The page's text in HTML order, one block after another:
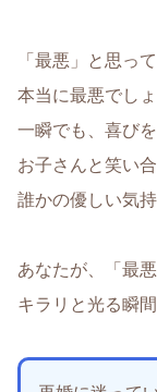
「最悪」と思っ
本当に最悪でしょ
一瞬でも、喜び
お子さんと笑い
誰かの優しい気
あなたが、「最
キラリと光る瞬